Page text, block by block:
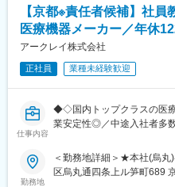
■組織について：
人数：10名体制（外国籍の
年齢層：若手からベテラン
新卒、社内異動、中途入社
活躍しています。
す。
本ポジションでは、まずは
国の市場動向や販売状況を
円滑に進めるための後方支
将来的には、担当エリアや
海外勤務に挑戦いただく可
・海外各国の市場分析およ
・海外グループ会社と連携
・既存商品の仕様追加・改
・新規販売商品の上市
【京都※責任者候補】社
医療機器メーカー／年休
アークレイ株式会社
正社員 業種未経験歓迎
仕事内容
◆◇国内トップクラスの医
業安定性◎／中途入社者多
◆◇
勤務地
＜勤務地詳細＞★本社(烏丸
区烏丸通四条上ル笋町689